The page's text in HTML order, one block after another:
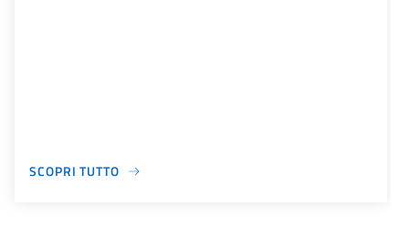
SCOPRI TUTTO